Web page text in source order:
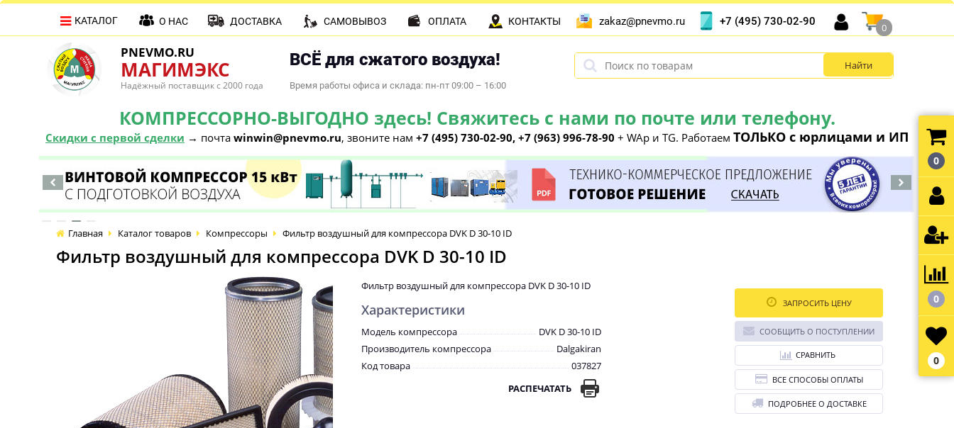
PNEVMO.RU
МАГИМЭКС
Надёжный поставщик с 2000 года
ВСЁ для сжатого воздуха!
Время работы офиса и склада: пн-пт 09:00 – 16:00
КОМПРЕССОРНО-ВЫГОДНО здесь! Свяжитесь с нами по почте или телефону.
Скидки с первой сделки → почта winwin@pnevmo.ru, звоните нам +7 (495) 730-02-90, +7 (963) 996-78-90 + WAp и TG. Работаем ТОЛЬКО с юрлицами и ИП
КАТАЛОГ О НАС ДОСТАВКА САМОВЫВОЗ ОПЛАТА КОНТАКТЫ zakaz@pnevmo.ru +7 (495) 730-02-90
0
Главная Каталог товаров Компрессоры Фильтр воздушный для компрессора DVK D 30-10 ID
Фильтр воздушный для компрессора DVK D 30-10 ID
Фильтр воздушный для компрессора DVK D 30-10 ID
Характеристики
Модель компрессора
DVK D 30-10 ID
Производитель компрессора
Dalgakiran
Код товара
037827
РАСПЕЧАТАТЬ
ЗАПРОСИТЬ ЦЕНУ
СООБЩИТЬ О ПОСТУПЛЕНИИ
СРАВНИТЬ
ВСЕ СПОСОБЫ ОПЛАТЫ
ПОДРОБНЕЕ О ДОСТАВКЕ
0
0
0